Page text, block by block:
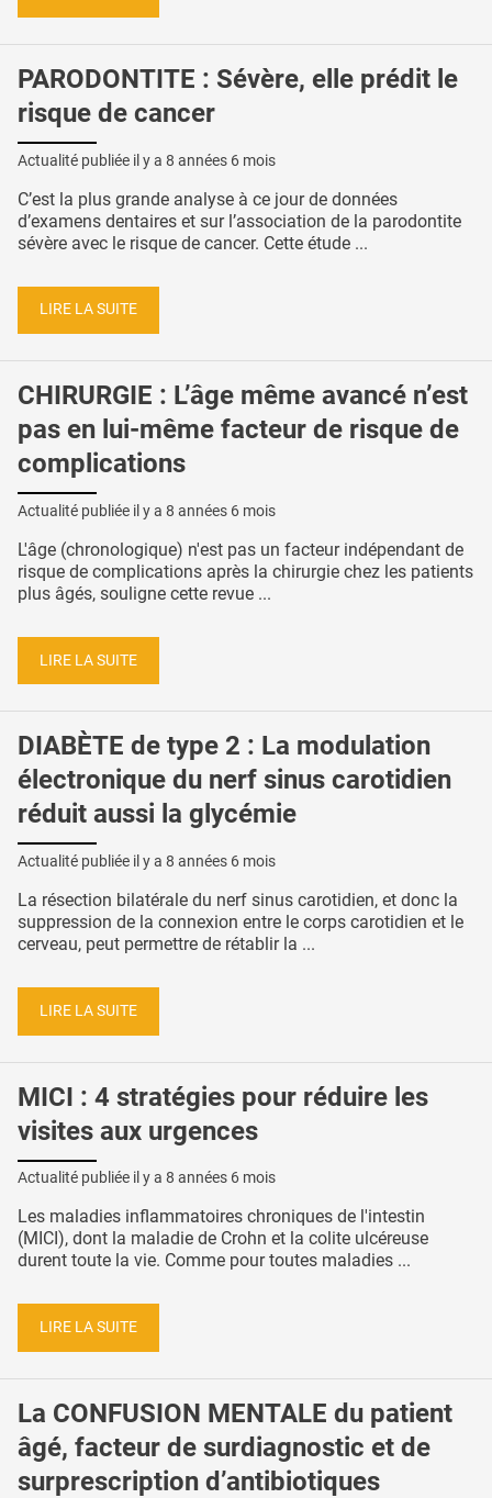
PARODONTITE : Sévère, elle prédit le
risque de cancer
Actualité publiée il y a 8 années 6 mois
C’est la plus grande analyse à ce jour de données
d’examens dentaires et sur l’association de la parodontite
sévère avec le risque de cancer. Cette étude ...
LIRE LA SUITE
CHIRURGIE : L’âge même avancé n’est
pas en lui-même facteur de risque de
complications
Actualité publiée il y a 8 années 6 mois
L'âge (chronologique) n'est pas un facteur indépendant de
risque de complications après la chirurgie chez les patients
plus âgés, souligne cette revue ...
LIRE LA SUITE
DIABÈTE de type 2 : La modulation
électronique du nerf sinus carotidien
réduit aussi la glycémie
Actualité publiée il y a 8 années 6 mois
La résection bilatérale du nerf sinus carotidien, et donc la
suppression de la connexion entre le corps carotidien et le
cerveau, peut permettre de rétablir la ...
LIRE LA SUITE
MICI : 4 stratégies pour réduire les
visites aux urgences
Actualité publiée il y a 8 années 6 mois
Les maladies inflammatoires chroniques de l'intestin
(MICI), dont la maladie de Crohn et la colite ulcéreuse
durent toute la vie. Comme pour toutes maladies ...
LIRE LA SUITE
La CONFUSION MENTALE du patient
âgé, facteur de surdiagnostic et de
surprescription d’antibiotiques